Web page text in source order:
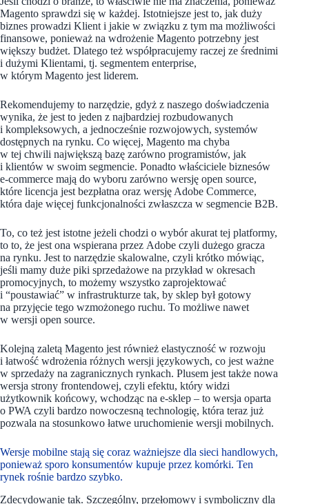
Magento sprawdzi się w każdej. Istotniejsze jest to, jak duży
biznes prowadzi Klient i jakie w związku z tym ma możliwości
finansowe, ponieważ na wdrożenie Magento potrzebny jest
większy budżet. Dlatego też współpracujemy raczej ze średnimi
i dużymi Klientami, tj. segmentem enterprise,
w którym Magento jest liderem.
Rekomendujemy to narzędzie, gdyż z naszego doświadczenia
wynika, że jest to jeden z najbardziej rozbudowanych
i kompleksowych, a jednocześnie rozwojowych, systemów
dostępnych na rynku. Co więcej, Magento ma chyba
w tej chwili największą bazę zarówno programistów, jak
i klientów w swoim segmencie. Ponadto właściciele biznesów
e-commerce mają do wyboru zarówno wersję open source,
które licencja jest bezpłatna oraz wersję Adobe Commerce,
która daje więcej funkcjonalności zwłaszcza w segmencie B2B.
To, co też jest istotne jeżeli chodzi o wybór akurat tej platformy,
to to, że jest ona wspierana przez Adobe czyli dużego gracza
na rynku. Jest to narzędzie skalowalne, czyli krótko mówiąc,
jeśli mamy duże piki sprzedażowe na przykład w okresach
promocyjnych, to możemy wszystko zaprojektować
i “poustawiać” w infrastrukturze tak, by sklep był gotowy
na przyjęcie tego wzmożonego ruchu. To możliwe nawet
w wersji open source.
Kolejną zaletą Magento jest również elastyczność w rozwoju
i łatwość wdrożenia różnych wersji językowych, co jest ważne
w sprzedaży na zagranicznych rynkach. Plusem jest także nowa
wersja strony frontendowej, czyli efektu, który widzi
użytkownik końcowy, wchodząc na e-sklep – to wersja oparta
o PWA czyli bardzo nowoczesną technologię, która teraz już
pozwala na stosunkowo łatwe uruchomienie wersji mobilnych.
Wersje mobilne stają się coraz ważniejsze dla sieci handlowych,
ponieważ sporo konsumentów kupuje przez komórki. Ten
rynek rośnie bardzo szybko.
Zdecydowanie tak. Szczególny, przełomowy i symboliczny dla